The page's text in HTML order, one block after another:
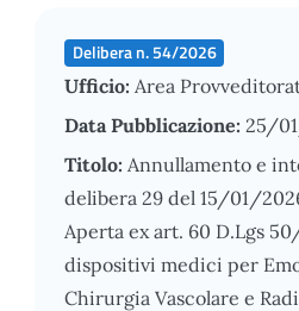
Delibera n. 54/2026
Ufficio: Area
Data Pubblicazione: 25/
Titolo: Annullamento e
delibera 29 del 15/01/
Aperta ex art. 60 D.Lgs
dispositivi medici per
Chirurgia Vascolare e